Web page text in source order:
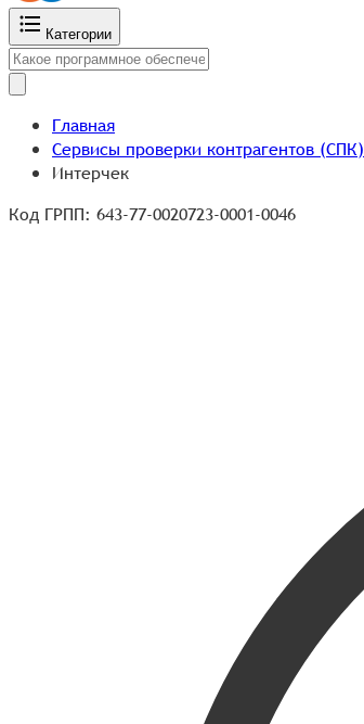
Категории
Главная
Сервисы проверки контрагентов (СПК)
Интерчек
Код ГРПП: 643-77-0020723-0001-0046